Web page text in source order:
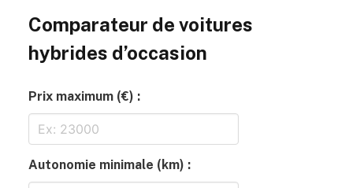
Comparateur de voitures
hybrides d’occasion
Prix maximum (€) :
Autonomie minimale (km) :